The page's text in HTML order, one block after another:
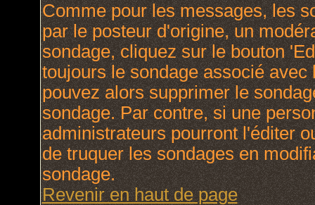
Comme pour les messages, les
par le posteur d'origine, un
sondage, cliquez sur le bouton
toujours le sondage associé
pouvez alors supprimer le
sondage. Par contre, si une
administrateurs pourront l'éditer
de truquer les sondages en
sondage.
Revenir en haut de page